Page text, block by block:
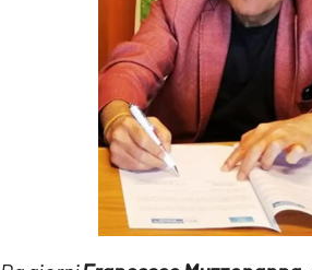
ILREGGINO.IT
COSENZACHANNEL.IT
ILVIBONESE.IT
CATANZAROCHANNEL.IT